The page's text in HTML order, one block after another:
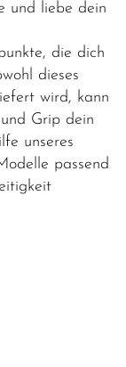
und liebe dein
die dich
dieses
wird, kann
Grip dein
unseres
passend